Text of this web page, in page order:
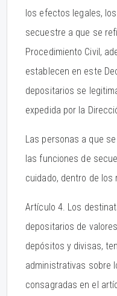
los efectos legales,
secuestre a que se
Procedimiento Civil,
establecen en este
depositarios se
expedida por la
Las personas a que
las funciones de
cuidado, dentro de
Artículo 4. Los
depositarios de
depósitos y divisas,
administrativas sobre
consagradas en el